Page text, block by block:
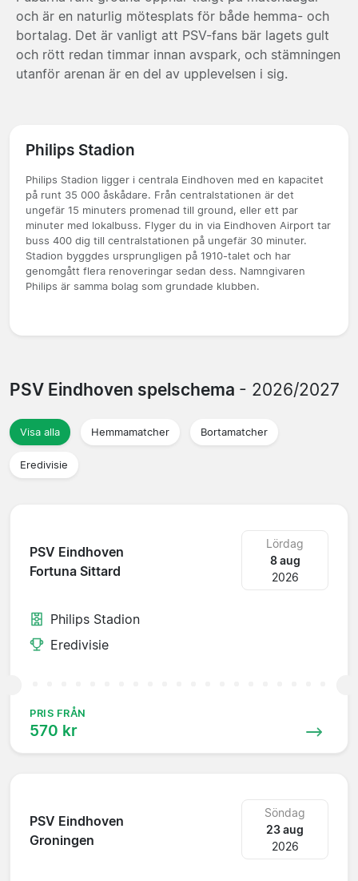
och är en naturlig mötesplats för både hemma- och
bortalag. Det är vanligt att PSV-fans bär lagets gult
och rött redan timmar innan avspark, och stämningen
utanför arenan är en del av upplevelsen i sig.
Philips Stadion
Philips Stadion ligger i centrala Eindhoven med en kapacitet
på runt 35 000 åskådare. Från centralstationen är det
ungefär 15 minuters promenad till ground, eller ett par
minuter med lokalbuss. Flyger du in via Eindhoven Airport tar
buss 400 dig till centralstationen på ungefär 30 minuter.
Stadion byggdes ursprungligen på 1910-talet och har
genomgått flera renoveringar sedan dess. Namngivaren
Philips är samma bolag som grundade klubben.
PSV Eindhoven spelschema - 2026/2027
Visa alla Hemmamatcher Bortamatcher
Eredivisie
PSV Eindhoven
Fortuna Sittard
Lördag
8 aug
2026
Philips Stadion
Eredivisie
PRIS FRÅN
570 kr
PSV Eindhoven
Groningen
Söndag
23 aug
2026